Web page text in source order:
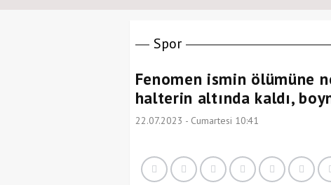
Spor
Fenomen ismin ölümüne
halterin altında kaldı,
22.07.2023 - Cumartesi 10:41